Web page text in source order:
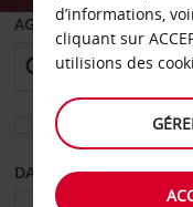
AGENCE DE DÉPART
Sélectionnez une
DATE DE DÉBUT
d’informations,
cliquant sur
utilisions des